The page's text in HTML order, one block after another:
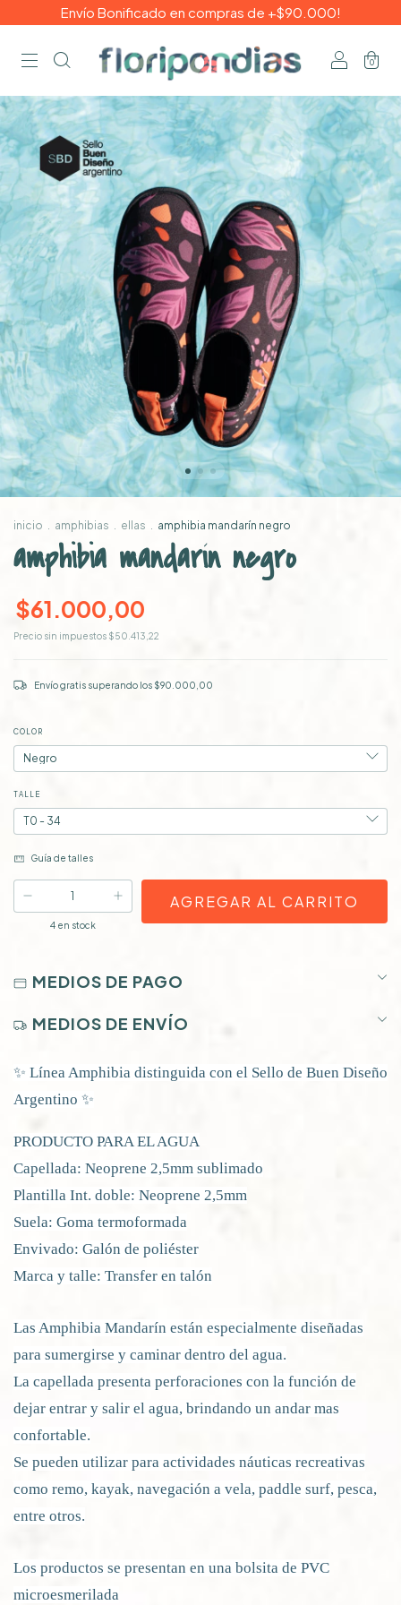
Envío Bonificado en compras de +$90.000!
0
inicio . amphibias . ellas . amphibia mandarín negro
amphibia mandarín negro
$61.000,00
Precio sin impuestos $50.413,22
Envío gratis superando los $90.000,00
COLOR
TALLE
Guía de talles
4en stock
MEDIOS DE PAGO
MEDIOS DE ENVÍO
✨ Línea Amphibia distinguida con el Sello de Buen Diseño
Argentino ✨
PRODUCTO PARA EL AGUA
Capellada: Neoprene 2,5mm sublimado
Plantilla Int. doble: Neoprene 2,5mm
Suela: Goma termoformada
Envivado: Galón de poliéster
Marca y talle: Transfer en talón
Las Amphibia Mandarín están especialmente diseñadas
para sumergirse y caminar dentro del agua.
La capellada presenta perforaciones con la función de
dejar entrar y salir el agua, brindando un andar mas
confortable.
Se pueden utilizar para actividades náuticas recreativas
como remo, kayak, navegación a vela, paddle surf, pesca,
entre otros.
Los productos se presentan en una bolsita de PVC
microesmerilada